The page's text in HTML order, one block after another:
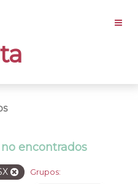
encontrados
Grupos: